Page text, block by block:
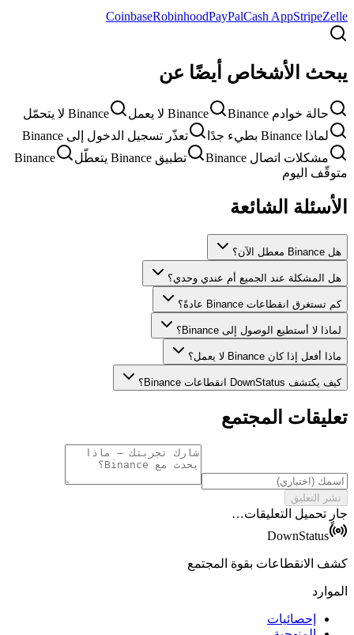
CoinbaseRobinhoodPayPalCash AppStripeZelle
يبحث الأشخاص أيضًا عن
حالة خوادم Binance Binance لا يعمل
Binance لا يتحمّل
لماذا Binance بطيء جدًا
تعذّر تسجيل الدخول إلى Binance
مشكلات اتصال Binance
تطبيق Binance يتعطّل
Binance
متوقّف اليوم
الأسئلة الشائعة
هل Binance معطل الآن؟
هل المشكلة عند الجميع أم عندي وحدي؟
كم تستغرق انقطاعات Binance عادةً؟
لماذا لا أستطيع الوصول إلى Binance؟
ماذا أفعل إذا كان Binance لا يعمل؟
كيف يكتشف DownStatus انقطاعات Binance؟
تعليقات المجتمع
نشر التعليق
جارٍ تحميل التعليقات…
DownStatus
كشف الانقطاعات بقوة المجتمع
الموارد
إحصائيات